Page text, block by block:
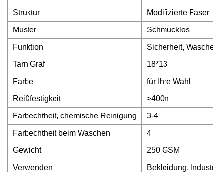
Struktur Modifizierte Faser
Muster Schmucklos
Funktion Sicherheit,
Tarn Graf 18*13
Farbe für Ihre Wahl
Reißfestigkeit >400n
Farbechtheit, chemische Reinigung 3-4
Farbechtheit beim Waschen 4
Gewicht 250 GSM
Verwenden Bekleidung,